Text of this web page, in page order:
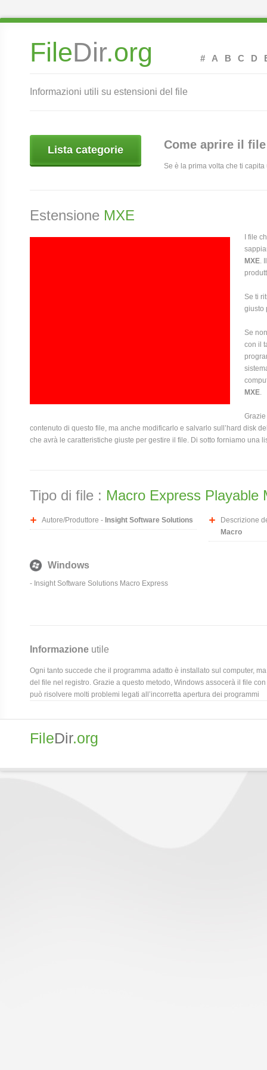
FileDir.org # A B C D
Informazioni utili su estensioni del file
Lista categorie Come aprire il
Se è la prima volta che ti
Estensione MXE
I file
MXE.
Se ti
giusto
Se
con il
MXE.
contenuto di questo file, ma anche modificarlo e salvarlo sull’hard disk
che avrà le caratteristiche giuste per gestire il file. Di sotto forniamo una
Tipo di file : Macro Express Playable
Autore/Produttore - Insight Software Solutions
Descrizione
Macro
Windows
- Insight Software Solutions Macro Express
Informazione utile
Ogni tanto succede che il programma adatto è installato sul computer,
del file nel registro. Grazie a questo metodo, Windows assocerà il file
può risolvere molti problemi legati all’incorretta apertura dei programmi
FileDir.org